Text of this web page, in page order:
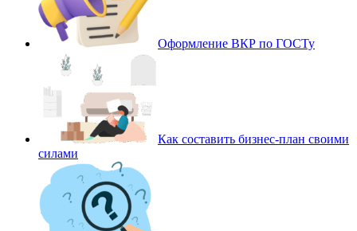
Оформление ВКР по ГОСТу
Как составить бизнес-план своими
силами